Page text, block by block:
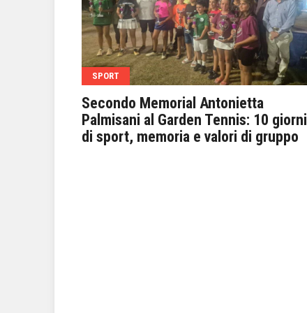
SPORT
Secondo Memorial Antonietta
Palmisani al Garden Tennis: 10 giorni
di sport, memoria e valori di gruppo